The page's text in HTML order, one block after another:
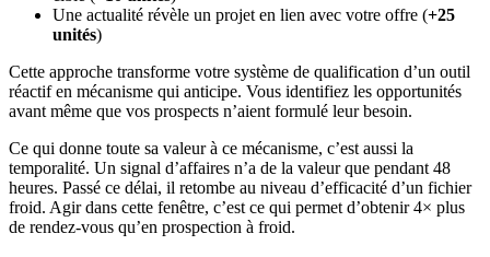
Une actualité révèle un projet en lien avec votre offre (+25
unités)
Cette approche transforme votre système de qualification d’un outil
réactif en mécanisme qui anticipe. Vous identifiez les opportunités
avant même que vos prospects n’aient formulé leur besoin.
Ce qui donne toute sa valeur à ce mécanisme, c’est aussi la
temporalité. Un signal d’affaires n’a de la valeur que pendant 48
heures. Passé ce délai, il retombe au niveau d’efficacité d’un fichier
froid. Agir dans cette fenêtre, c’est ce qui permet d’obtenir 4× plus
de rendez-vous qu’en prospection à froid.